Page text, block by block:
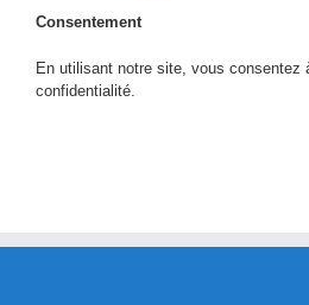
Consentement
En utilisant notre site, vous consentez
confidentialité.